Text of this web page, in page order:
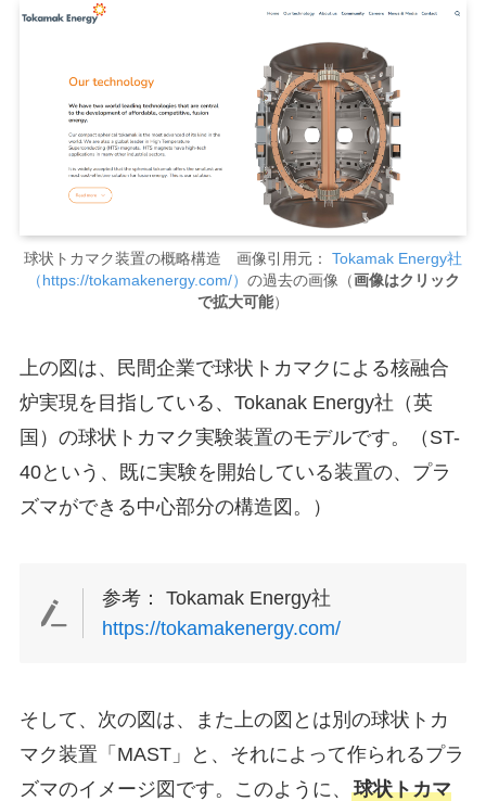
球状トカマク装置の概略構造 画像引用元： Tokamak Energy社
（https://tokamakenergy.com/） の過去の画像（画像はクリック
で拡大可能）
上の図は、民間企業で球状トカマクによる核融合
炉実現を目指している、Tokanak Energy社（英
国）の球状トカマク実験装置のモデルです。（ST-
40という、既に実験を開始している装置の、プラ
ズマができる中心部分の構造図。）
参考： Tokamak Energy社
https://tokamakenergy.com/
そして、次の図は、また上の図とは別の球状トカ
マク装置「MAST」と、それによって作られるプラ
ズマのイメージ図です。このように、 球状トカマ